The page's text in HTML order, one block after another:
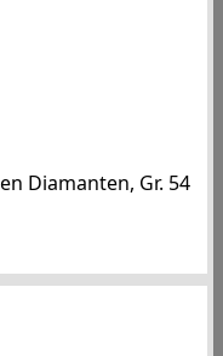
Diamanten, Gr. 54